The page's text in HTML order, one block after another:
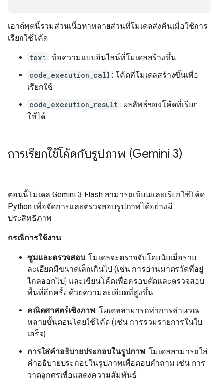
เอาต์พุตนี้รวมส่วนเนื้อหาหลายส่วนที่โมเดลส่งคืนเมื่อใช้การ
เรียกใช้โค้ด
text : ข้อความแบบอินไลน์ที่โมเดลสร้างขึ้น
code_execution_call : โค้ดที่โมเดลสร้างขึ้นเพื่อ
เรียกใช้
code_execution_result : ผลลัพธ์ของโค้ดที่เรียก
ใช้ได้
การเรียกใช้โค้ดกับรูปภาพ (Gemini 3)
ตอนนี้โมเดล Gemini 3 Flash สามารถเขียนและเรียกใช้โค้ด
Python เพื่อจัดการและตรวจสอบรูปภาพได้อย่างมี
ประสิทธิภาพ
กรณีการใช้งาน
ซูมและตรวจสอบ: โมเดลจะตรวจจับโดยนัยเมื่อราย
ละเอียดมีขนาดเล็กเกินไป (เช่น การอ่านมาตรวัดที่อยู่
ไกลออกไป) และเขียนโค้ดเพื่อครอบตัดและตรวจสอบ
พื้นที่อีกครั้ง ด้วยความละเอียดที่สูงขึ้น
คณิตศาสตร์เชิงภาพ: โมเดลสามารถทำการคำนวณ
หลายขั้นตอนโดยใช้โค้ด (เช่น การรวมรายการในใบ
เสร็จ)
การใส่คำอธิบายประกอบในรูปภาพ: โมเดลสามารถใส่
คำอธิบายประกอบในรูปภาพเพื่อตอบคำถาม เช่น การ
วาดลูกศรเพื่อแสดงความสัมพันธ์